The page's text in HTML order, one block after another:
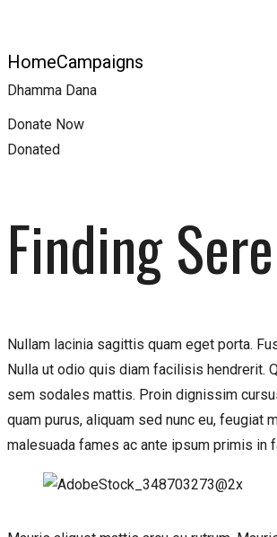
HomeCampaigns
Dhamma Dana
Donate Now
Donated
Finding
Nullam lacinia sagittis quam eget porta.
Nulla ut odio quis diam facilisis hendrerit.
sem sodales mattis. Proin dignissim
quam purus, aliquam sed nunc eu,
malesuada fames ac ante ipsum primis in